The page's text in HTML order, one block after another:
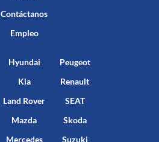
Contáctanos
Empleo
Hyundai
Kia
Land Rover
Mazda
Mercedes
Peugeot
Renault
SEAT
Skoda
Suzuki